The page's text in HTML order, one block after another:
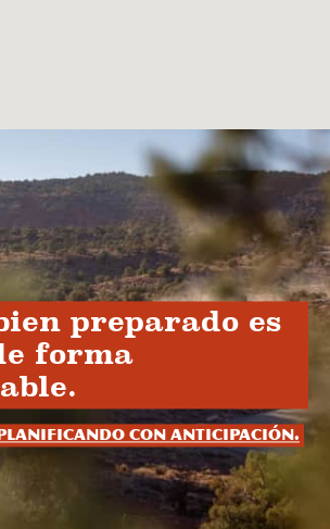
preparado es
forma
con anticipación.